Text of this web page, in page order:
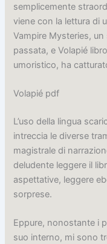
semplicemente
viene con la lettura di
Vampire Mysteries, un
passata, e Volapié
umoristico, ha
Volapié pdf
L’uso della lingua
intreccia le diverse
magistrale di
deludente leggere il
aspettative, leggere
sorprese.
Eppure, nonostante i
suo interno, mi sono